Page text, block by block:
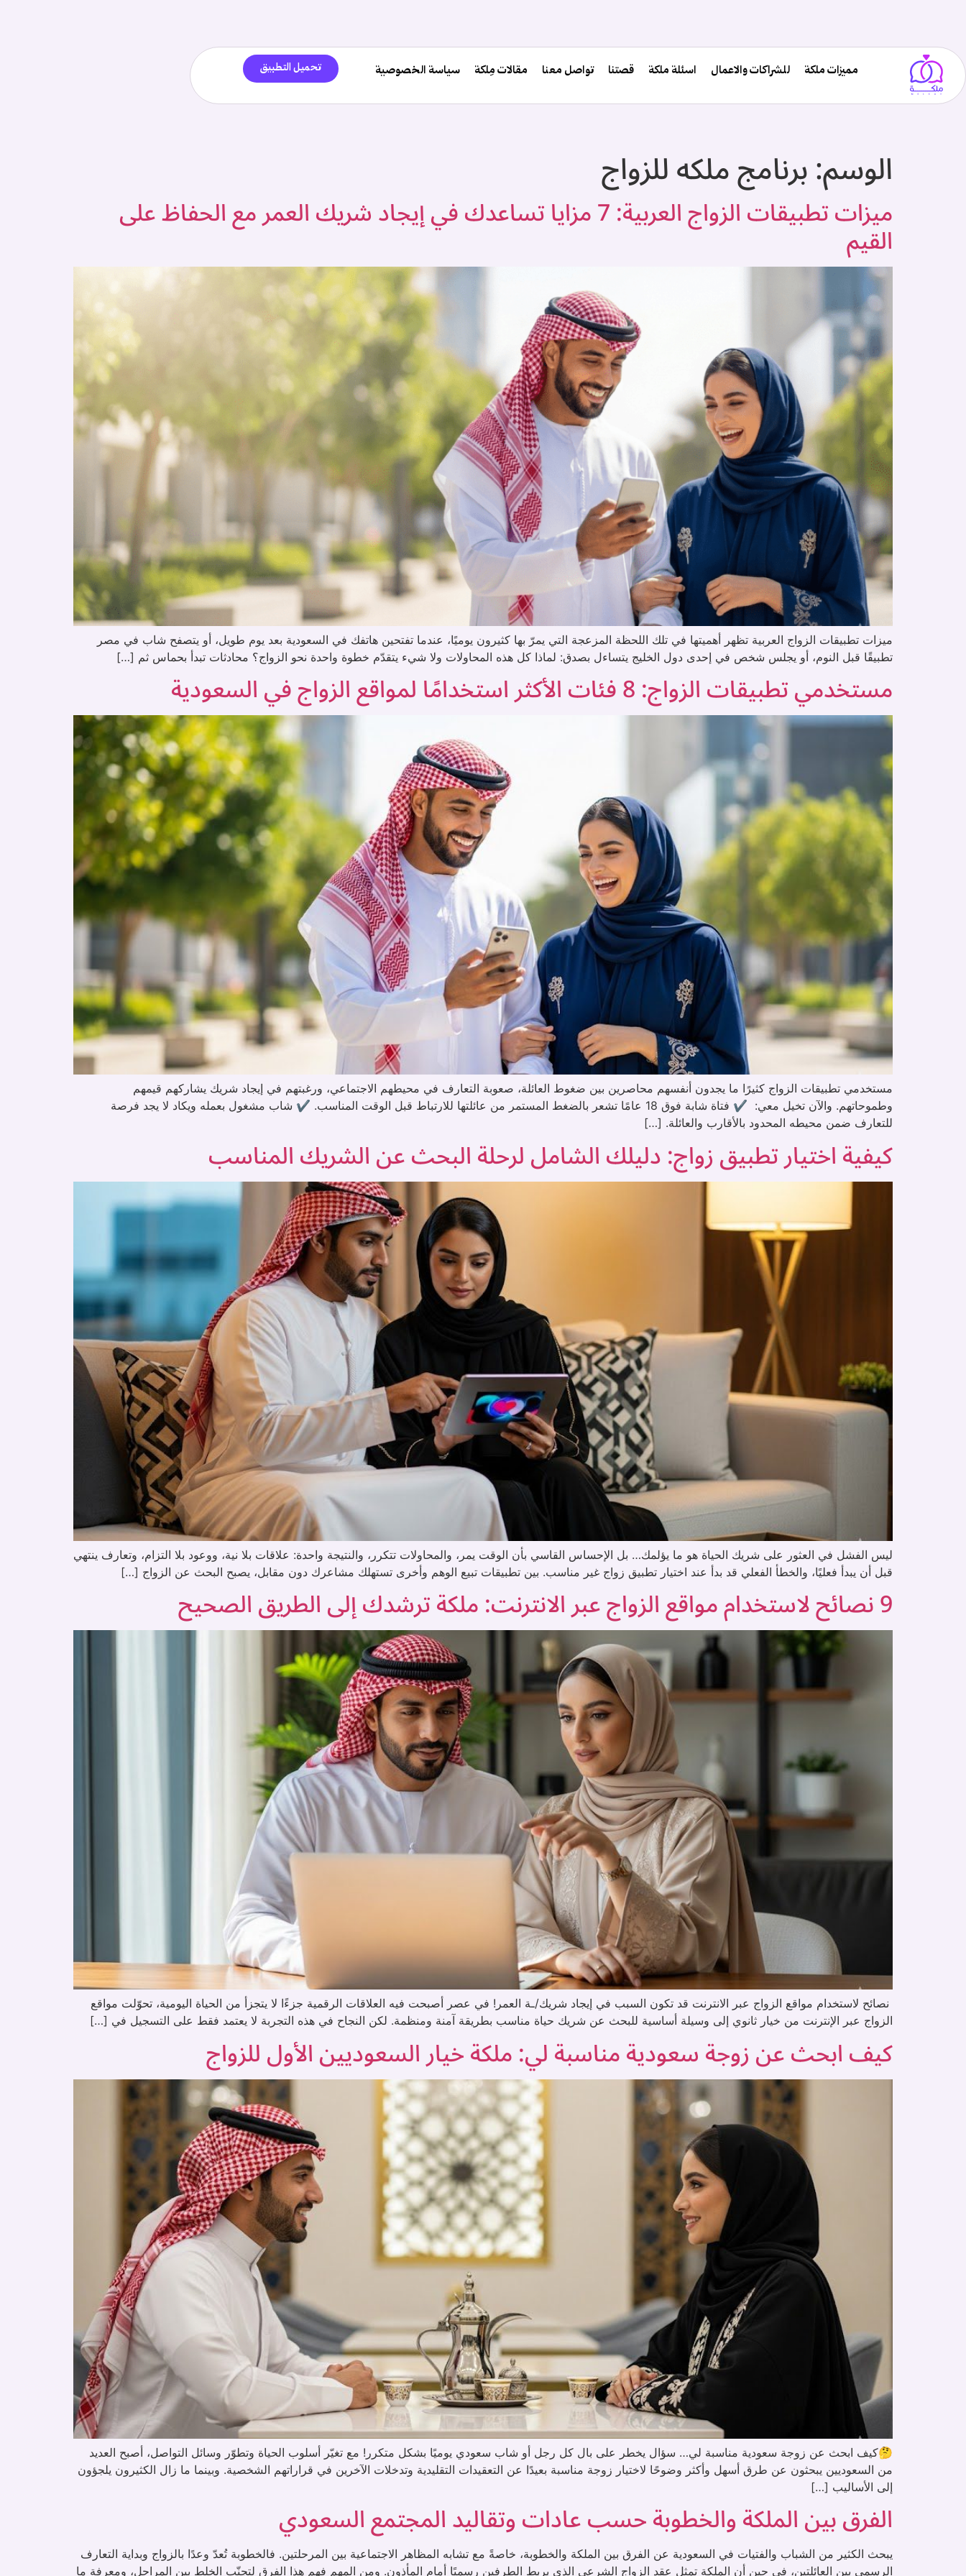
مميزات ملكة للشراكات والاعمال اسئلة ملكة قصتنا تواصل معنا مقالات مِلكة سياسة الخصوصية تحميل التطبيق
الوسم:برنامج ملكه للزواج
ميزات تطبيقات الزواج العربية: 7 مزايا تساعدك في إيجاد شريك العمر مع الحفاظ على
القيم
ميزات تطبيقات الزواج العربية تظهر أهميتها في تلك اللحظة المزعجة التي يمرّ بها كثيرون يوميًا، عندما تفتحين هاتفك في السعودية بعد يوم طويل، أو يتصفح شاب في مصر
تطبيقًا قبل النوم، أو يجلس شخص في إحدى دول الخليج يتساءل بصدق: لماذا كل هذه المحاولات ولا شيء يتقدّم خطوة واحدة نحو الزواج؟ محادثات تبدأ بحماس ثم […]
مستخدمي تطبيقات الزواج: 8 فئات الأكثر استخدامًا لمواقع الزواج في السعودية
مستخدمي تطبيقات الزواج كثيرًا ما يجدون أنفسهم محاصرين بين ضغوط العائلة، صعوبة التعارف في محيطهم الاجتماعي، ورغبتهم في إيجاد شريك يشاركهم قيمهم
وطموحاتهم. والآن تخيل معي: ✔️ فتاة شابة فوق 18 عامًا تشعر بالضغط المستمر من عائلتها للارتباط قبل الوقت المناسب. ✔️ شاب مشغول بعمله ويكاد لا يجد فرصة
للتعارف ضمن محيطه المحدود بالأقارب والعائلة. […]
كيفية اختيار تطبيق زواج: دليلك الشامل لرحلة البحث عن الشريك المناسب
ليس الفشل في العثور على شريك الحياة هو ما يؤلمك… بل الإحساس القاسي بأن الوقت يمر، والمحاولات تتكرر، والنتيجة واحدة: علاقات بلا نية، ووعود بلا التزام، وتعارف ينتهي
قبل أن يبدأ فعليًا، والخطأ الفعلي قد بدأ عند اختيار تطبيق زواج غير مناسب. بين تطبيقات تبيع الوهم وأخرى تستهلك مشاعرك دون مقابل، يصبح البحث عن الزواج […]
9 نصائح لاستخدام مواقع الزواج عبر الانترنت: ملكة ترشدك إلى الطريق الصحيح
نصائح لاستخدام مواقع الزواج عبر الانترنت قد تكون السبب في إيجاد شريك/ـة العمر! في عصر أصبحت فيه العلاقات الرقمية جزءًا لا يتجزأ من الحياة اليومية، تحوّلت مواقع
الزواج عبر الإنترنت من خيار ثانوي إلى وسيلة أساسية للبحث عن شريك حياة مناسب بطريقة آمنة ومنظمة. لكن النجاح في هذه التجربة لا يعتمد فقط على التسجيل في […]
كيف ابحث عن زوجة سعودية مناسبة لي: ملكة خيار السعوديين الأول للزواج
🤔كيف ابحث عن زوجة سعودية مناسبة لي… سؤال يخطر على بال كل رجل أو شاب سعودي يوميًا بشكل متكرر! مع تغيّر أسلوب الحياة وتطوّر وسائل التواصل، أصبح العديد
من السعوديين يبحثون عن طرق أسهل وأكثر وضوحًا لاختيار زوجة مناسبة بعيدًا عن التعقيدات التقليدية وتدخلات الآخرين في قراراتهم الشخصية. وبينما ما زال الكثيرون يلجؤون
إلى الأساليب […]
الفرق بين الملكة والخطوبة حسب عادات وتقاليد المجتمع السعودي
يبحث الكثير من الشباب والفتيات في السعودية عن الفرق بين الملكة والخطوبة، خاصةً مع تشابه المظاهر الاجتماعية بين المرحلتين. فالخطوبة تُعدّ وعدًا بالزواج وبداية التعارف
الرسمي بين العائلتين، في حين أن الملكة تمثل عقد الزواج الشرعي الذي يربط الطرفين رسميًا أمام المأذون. ومن المهم فهم هذا الفرق لتجنّب الخلط بين المراحل، ومعرفة ما